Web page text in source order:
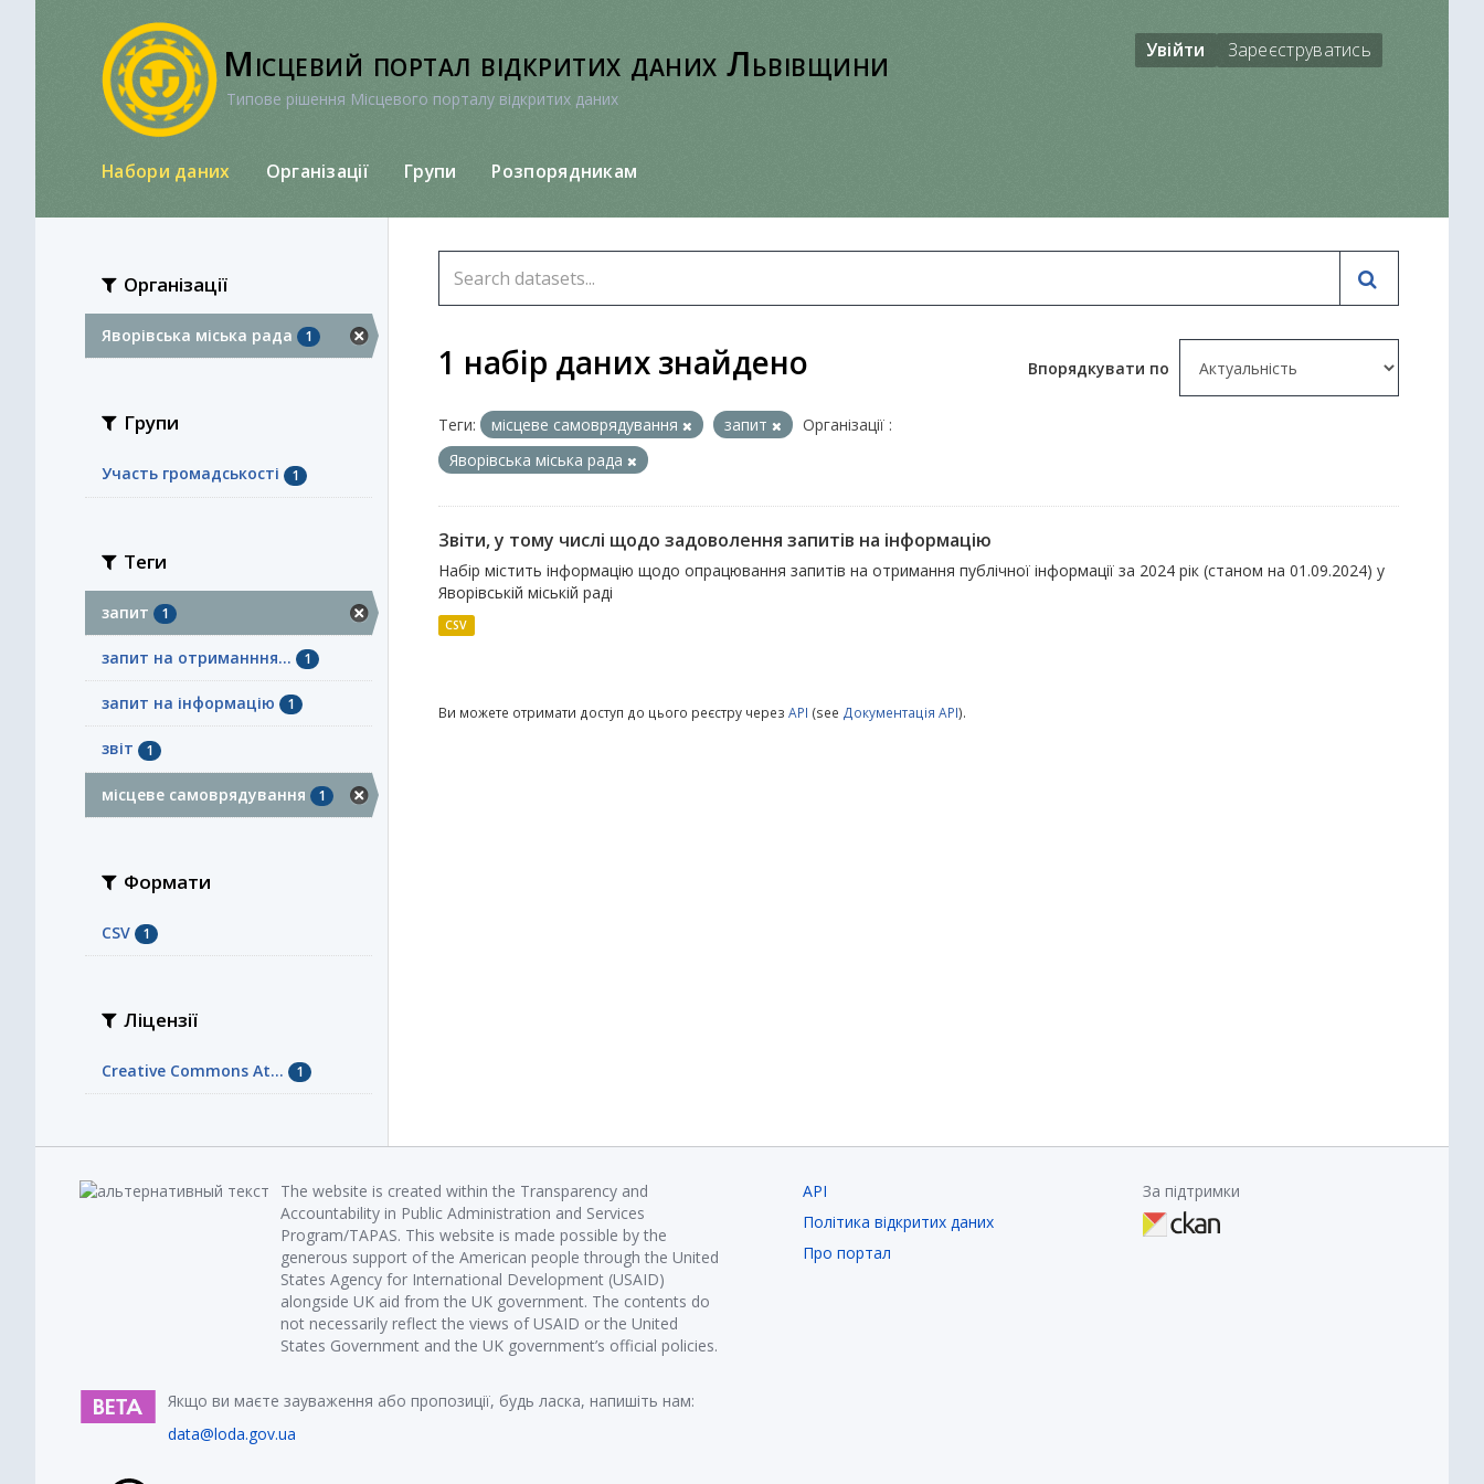
Місцевий портал відкритих даних Львівщини
Типове рішення Місцевого порталу відкритих даних
Увійти Зареєструватись
Набори даних Організації Групи Розпорядникам
Організації
Яворівська міська рада 1
Групи
Участь громадськості 1
Теги
запит 1
запит на отриманння... 1
запит на інформацію 1
звіт 1
місцеве самоврядування 1
Формати
CSV 1
Ліцензії
Creative Commons At... 1
Впорядкувати по
1 набір даних знайдено
Теги: місцеве самоврядування запит
Організації :
Яворівська міська рада
Звіти, у тому числі щодо задоволення запитів на інформацію
Набір містить інформацію щодо опрацювання запитів на отримання публічної інформації за 2024 рік (станом на 01.09.2024) у
Яворівській міській раді
CSV
Ви можете отримати доступ до цього реєстру через API (see Документація API).
The website is created within the Transparency and
Accountability in Public Administration and Services
Program/TAPAS. This website is made possible by the
generous support of the American people through the United
States Agency for International Development (USAID)
alongside UK aid from the UK government. The contents do
not necessarily reflect the views of USAID or the United
States Government and the UK government’s official policies.
Якщо ви маєте зауваження або пропозиції, будь ласка, напишіть нам:
data@loda.gov.ua
API
Політика відкритих даних
Про портал
За підтримки